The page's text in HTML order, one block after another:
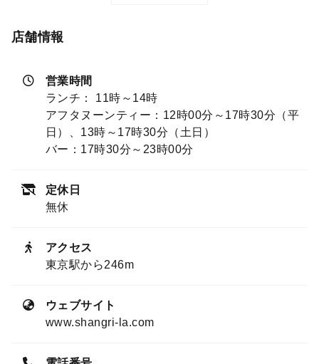
店舗情報
営業時間
ランチ： 11時～14時
アフタヌーンティー：12時00分～17時30分（平
日）、13時～17時30分（土日）
バー：17時30分～23時00分
定休日
無休
アクセス
東京駅から246m
ウェブサイト
www.shangri-la.com